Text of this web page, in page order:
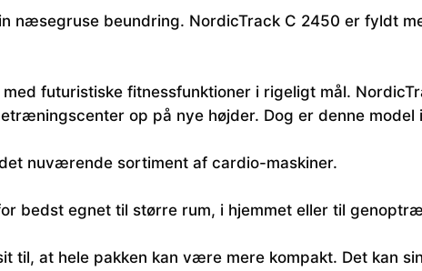
næsegruse beundring. NordicTrack C 2450 er fyldt
futuristiske fitnessfunktioner i rigeligt mål.
op på nye højder. Dog er denne model
nuværende sortiment af cardio-maskiner.
bedst egnet til større rum, i hjemmet eller til
til, at hele pakken kan være mere kompakt. Det kan